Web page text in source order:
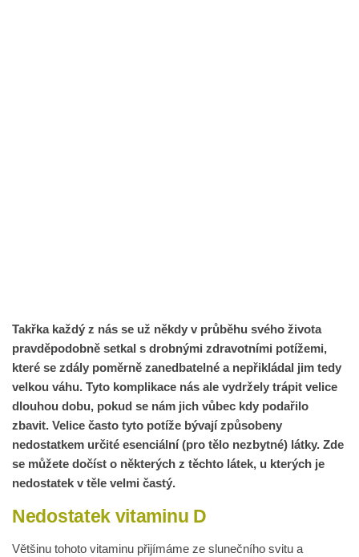
Takřka každý z nás se už někdy v průběhu svého života
pravděpodobně setkal s drobnými zdravotními potížemi,
které se zdály poměrně zanedbatelné a nepřikládal jim tedy
velkou váhu. Tyto komplikace nás ale vydržely trápit velice
dlouhou dobu, pokud se nám jich vůbec kdy podařilo
zbavit. Velice často tyto potíže bývají způsobeny
nedostatkem určité esenciální (pro tělo nezbytné) látky. Zde
se můžete dočíst o některých z těchto látek, u kterých je
nedostatek v těle velmi častý.
Nedostatek vitaminu D
Většinu tohoto vitaminu přijímáme ze slunečního svitu a